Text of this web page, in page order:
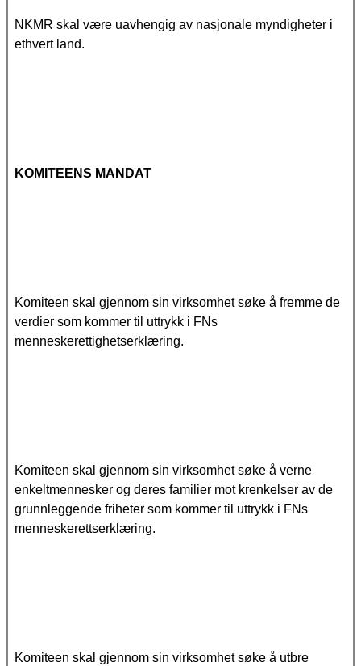
NKMR skal være uavhengig av nasjonale myndigheter i
ethvert land.
KOMITEENS MANDAT
Komiteen skal gjennom sin virksomhet søke å fremme de
verdier som kommer til uttrykk i FNs
menneskerettighetserklæring.
Komiteen skal gjennom sin virksomhet søke å verne
enkeltmennesker og deres familier mot krenkelser av de
grunnleggende friheter som kommer til uttrykk i FNs
menneskerettserklæring.
Komiteen skal gjennom sin virksomhet søke å utbre